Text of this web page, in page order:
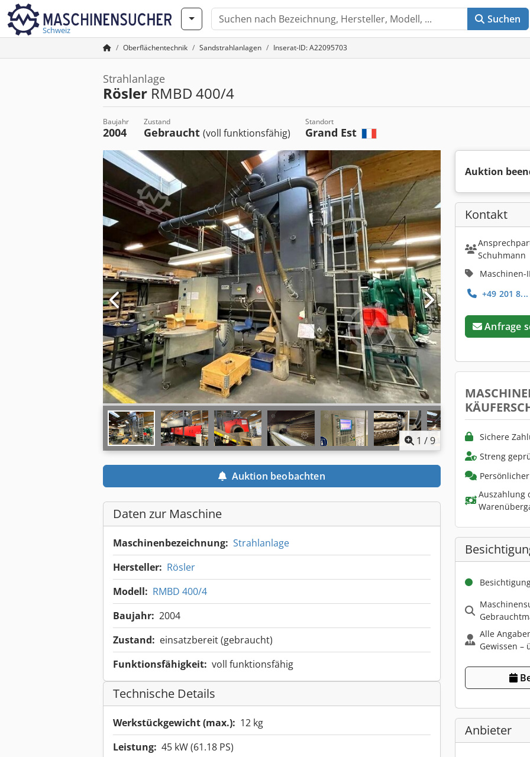
Schweiz
Suchen
Oberflächentechnik Sandstrahlanlagen Inserat-ID: A22095703
Strahlanlage
Rösler RMBD 400/4
Baujahr
2004
Zustand
Gebraucht (voll funktionsfähig)
Standort
Grand Est
1 /9
Auktion beobachten
Daten zur Maschine
Maschinenbezeichnung: Strahlanlage
Hersteller: Rösler
Modell: RMBD 400/4
Baujahr: 2004
Zustand: einsatzbereit (gebraucht)
Funktionsfähigkeit: voll funktionsfähig
Technische Details
Werkstückgewicht (max.): 12 kg
Leistung: 45 kW (61.18 PS)
Auktion
Kontakt
Schuhmann
Maschinen-
+49 201
Anfrage
Sichere
Streng
Auszahlung
Alle
Gewissen –
Anbieter